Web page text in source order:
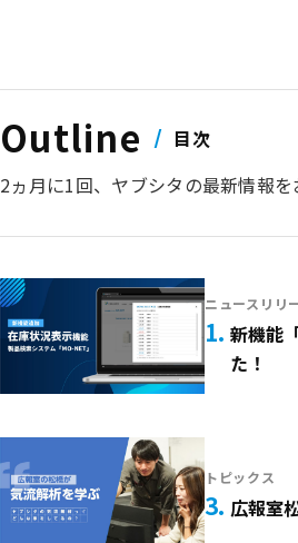
Outline
目次
2ヵ月に1回、ヤブシタの最新情報を
ニュースリリ
1 新機能
た！
トピックス
3 広報室